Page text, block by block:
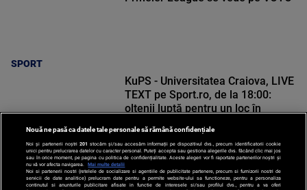
SPORT
SPORT
KuPS - Universitatea Craiova, LIVE
TEXT pe Sport.ro, de la 18:00:
oltenii luptă pentru un loc în
Nouă ne pasă ca datele tale personale să rămână confidențiale
Noi și partenerii noștri 201 stocăm și/sau accesăm informații pe dispozitivul dvs., precum identificatorii cookie
unici pentru prelucrarea datelor cu caracter personal. Puteți accepta sau gestiona alegerile dvs. făcând clic mai jos
sau în orice moment, pe pagina cu politica de confidențialitate. Aceste alegeri vor fi raportate partenerilor noștri și
nu vă vor afecta navigarea.
Mai multe detalii
Noi si partenerii nostri (retelele de socializare si agentiile de publicitate partenere, precum si furnizorii nostri de
servicii de date analitice) prelucram date pentru a permite website-ului sa functioneze, pentru a personaliza
continutul si anunturile publicitare afisate in functie de interesele si/sau profilul dvs., pentru a va oferi